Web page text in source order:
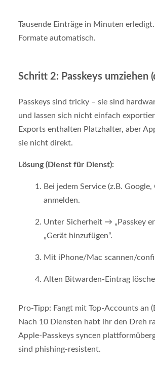
Tausende Einträge in Minuten
Formate automatisch.
Schritt 2: Passkeys umziehen
Passkeys sind tricky – sie sind
und lassen sich nicht einfach
Exports enthalten Platzhalter, aber
sie nicht direkt.
Lösung (Dienst für Dienst):
Bei jedem Service (z.B.
anmelden.
Unter Sicherheit → „Passkey
„Gerät hinzufügen“.
Mit iPhone/Mac scannen/
Alten Bitwarden-Eintrag
Pro-Tipp: Fangt mit Top-Accounts an
Nach 10 Diensten habt ihr den Dreh
Apple-Passkeys syncen
sind phishing-resistent.